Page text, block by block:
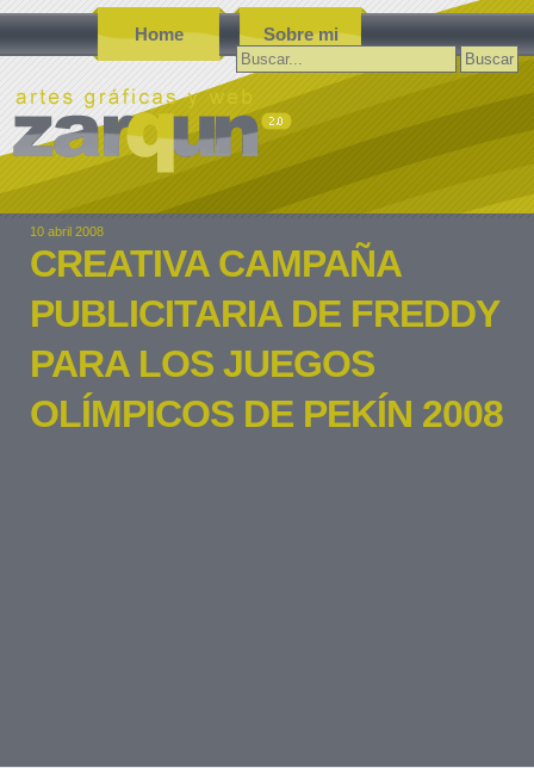
Home Sobre mi
Buscar:
10 abril 2008
CREATIVA CAMPAÑA
PUBLICITARIA DE FREDDY
PARA LOS JUEGOS
OLÍMPICOS DE PEKÍN 2008